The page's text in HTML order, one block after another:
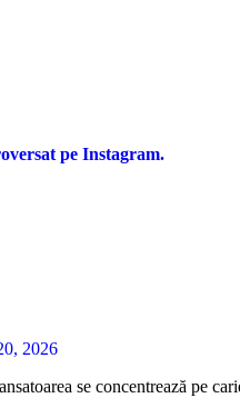
pe Instagram.
2026
se concentrează pe